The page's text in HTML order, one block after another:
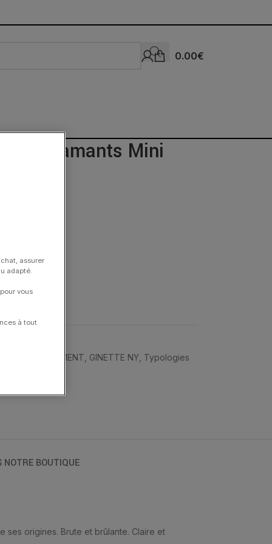
0.00€
Diamants Mini
Rose
ÉVÈNEMENT GINETTE NY, Typologies
NOTRE BOUTIQUE
ses origines. Brute et brûlante. Claire et
assurer
adapté.
vous
à tout